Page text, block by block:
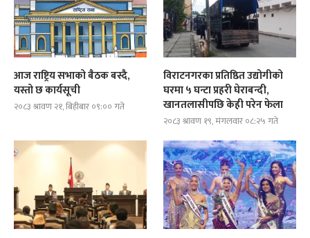
आज राष्ट्रिय सभाको बैठक बस्दै,
यस्तो छ कार्यसूची
२०८३ श्रावण २१, बिहीबार ०९:०० गते
विराटनगरका प्रतिष्ठित उद्योगीको
घरमा ५ घन्टा प्रहरी घेराबन्दी,
खानतलासीपछि केही परेन फेला
२०८३ श्रावण १९, मंगलवार ०८:२५ गते